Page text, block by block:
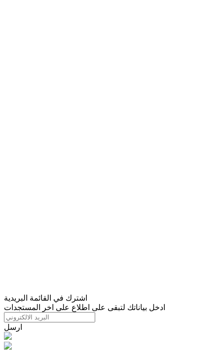
اشترك في القائمة البريدية
ادخل بياناتك لتبقى على اطلاع على اخر المستجدات
ارسل